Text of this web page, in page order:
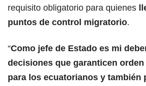
requisito obligatorio para quienes
puntos de control migratorio.
“Como jefe de Estado es mi
decisiones que garanticen
para los ecuatorianos y también